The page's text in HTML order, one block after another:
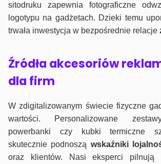
sitodruku zapewnia fotograficzne
logotypu na gadżetach. Dzieki temu
trwała inwestycja w bezpośrednie relacje
Źródła akcesoriów
dla firm
W zdigitalizowanym świecie fizyczne
wartości. Personalizowane
powerbanki czy kubki termiczne
skutecznie podnoszą wskaźniki
oraz klientów. Nasi eksperci pilnują